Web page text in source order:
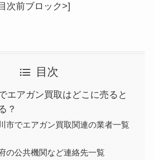
次前ブロック>]
目次
エアガン買取はどこに売ると
？
市でエアガン買取関連の業者一覧
の公共機関など連絡先一覧